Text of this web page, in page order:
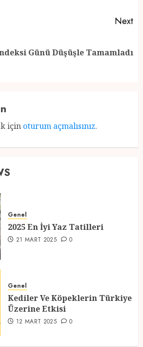
Next
Günü Düşüşle Tamamladı
için oturum açmalısınız.
Genel
2025 En İyi Yaz Tatilleri
21 MART 2025 0
Genel
Kediler Ve Köpeklerin Türkiye
Üzerine Etkisi
12 MART 2025 0